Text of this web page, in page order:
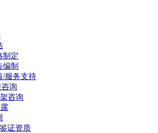
制定
编制
/服务支持
询
咨询
证资质